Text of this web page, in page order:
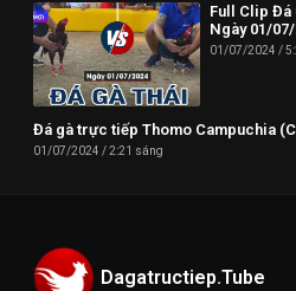
Full Clip Đá
Ngày 01/
01/07/2024
Đá gà trực tiếp Thomo Campuchia
01/07/2024 2:21 sáng
Dagatructiep.Tube